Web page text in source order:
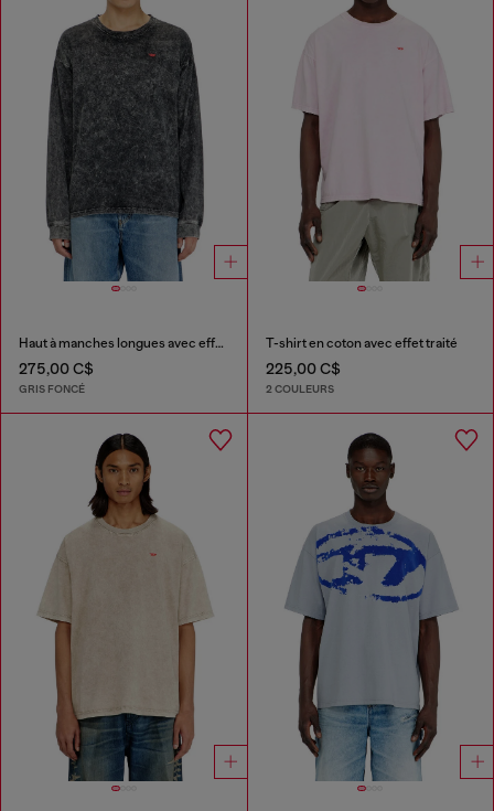
Haut à manches longues avec effet traité
275,00 C$
GRIS FONCÉ
T-shirt en coton avec effet traité
225,00 C$
2 COULEURS